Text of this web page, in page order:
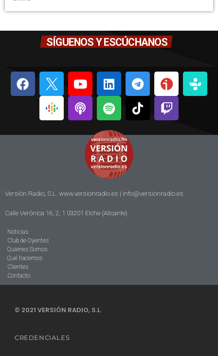
SÍGUENOS Y ESCÚCHANOS
Versión Radio, S.L. www.versionradio.es | info@versionradio.es
Calle Verónica 16, 2, 1 03201 Elche (Alicante)
Noticias
Club de Oyentes
Quienes Somos
Qué hacemos
Clientes
Contacto
© 2021 VERSIÓN RADIO, S.L.
CREDENCIALES